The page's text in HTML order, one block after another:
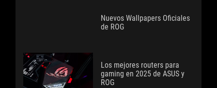
Nuevos Wallpapers Oficiales
de ROG
Los mejores routers para
gaming en 2025 de ASUS y
ROG